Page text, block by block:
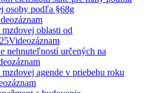
osoby podľa §68g
oblasti od
Videozáznam
nehnuteľností určených na
agende v priebehu roku